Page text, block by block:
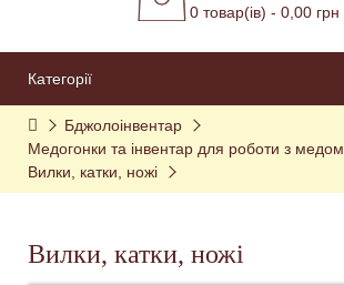
0 товар(ів) - 0,00 грн
Категорії
Бджолоінвентар
Медогонки та інвентар для роботи з медом
Вилки, катки, ножі
Вилки, катки, ножі